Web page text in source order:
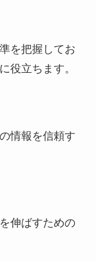
を把握してお
役立ちます。
情報を信頼す
伸ばすための